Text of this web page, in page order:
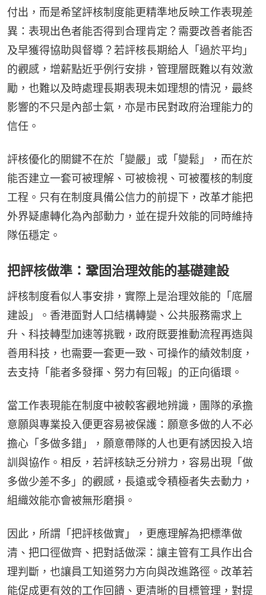
付出，而是希望評核制度能更精準地反映工作表現差
異：表現出色者能否得到合理肯定？需要改善者能否
及早獲得協助與督導？若評核長期給人「過於平均」
的觀感，增薪點近乎例行安排，管理層既難以有效激
勵，也難以及時處理長期表現未如理想的情況，最終
影響的不只是內部士氣，亦是市民對政府治理能力的
信任。
評核優化的關鍵不在於「變嚴」或「變鬆」，而在於
能否建立一套可被理解、可被檢視、可被覆核的制度
工程。只有在制度具備公信力的前提下，改革才能把
外界疑慮轉化為內部動力，並在提升效能的同時維持
隊伍穩定。
把評核做準：鞏固治理效能的基礎建設
評核制度看似人事安排，實際上是治理效能的「底層
建設」。香港面對人口結構轉變、公共服務需求上
升、科技轉型加速等挑戰，政府既要推動流程再造與
善用科技，也需要一套更一致、可操作的績效制度，
去支持「能者多發揮、努力有回報」的正向循環。
當工作表現能在制度中被較客觀地辨識，團隊的承擔
意願與專業投入便更容易被保護：願意多做的人不必
擔心「多做多錯」，願意帶隊的人也更有誘因投入培
訓與協作。相反，若評核缺乏分辨力，容易出現「做
多做少差不多」的觀感，長遠或令積極者失去動力，
組織效能亦會被無形磨損。
因此，所謂「把評核做實」，更應理解為把標準做
清、把口徑做齊、把對話做深：讓主管有工具作出合
理判斷，也讓員工知道努力方向與改進路徑。改革若
能促成更有效的工作回饋、更清晰的目標管理，對提